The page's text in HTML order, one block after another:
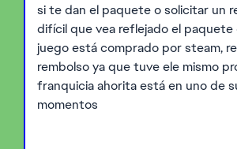
si te dan el paquete o solicitar un
difícil que vea reflejado el
juego está comprado por steam,
rembolso ya que tuve ele mismo
franquicia ahorita está en uno de
momentos